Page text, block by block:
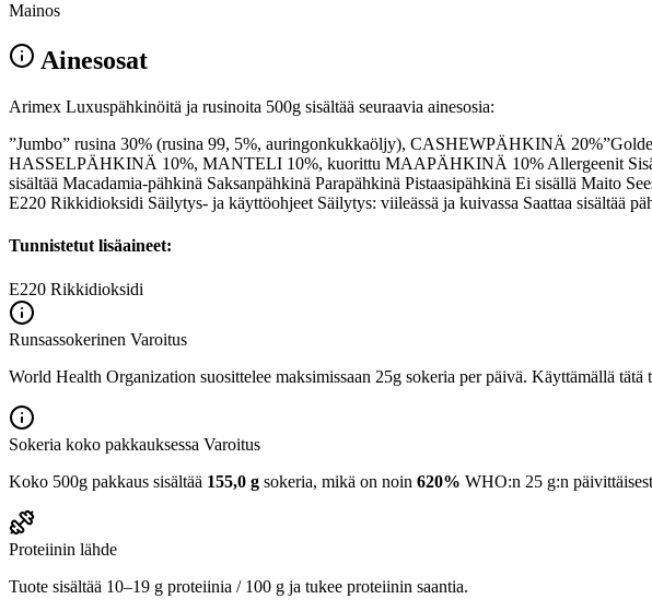
Mainos
Ainesosat
Arimex Luxuspähkinöitä ja rusinoita 500g sisältää seuraavia ainesosia:
”Jumbo” rusina 30% (rusina 99, 5%, auringonkukkaöljy), CASHEWPÄHKINÄ
HASSELPÄHKINÄ 10%, MANTELI 10%, kuorittu MAAPÄHKINÄ 10% Allergeenit
sisältää Macadamia-pähkinä Saksanpähkinä Parapähkinä Pistaasipähkinä Ei sisällä Maito
E220 Rikkidioksidi Säilytys- ja käyttöohjeet Säilytys: viileässä ja kuivassa Saattaa sisältää
Tunnistetut lisäaineet:
E220 Rikkidioksidi
Runsassokerinen Varoitus
World Health Organization suosittelee maksimissaan 25g sokeria per päivä. Käyttämällä tätä
Sokeria koko pakkauksessa Varoitus
Koko 500g pakkaus sisältää 155,0 g sokeria, mikä on noin 620% WHO:n 25 g:n
Proteiinin lähde
Tuote sisältää 10–19 g proteiinia / 100 g ja tukee proteiinin saantia.